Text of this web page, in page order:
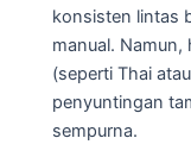
konsisten lintas
manual.
(seperti Thai
penyuntingan
sempurna.